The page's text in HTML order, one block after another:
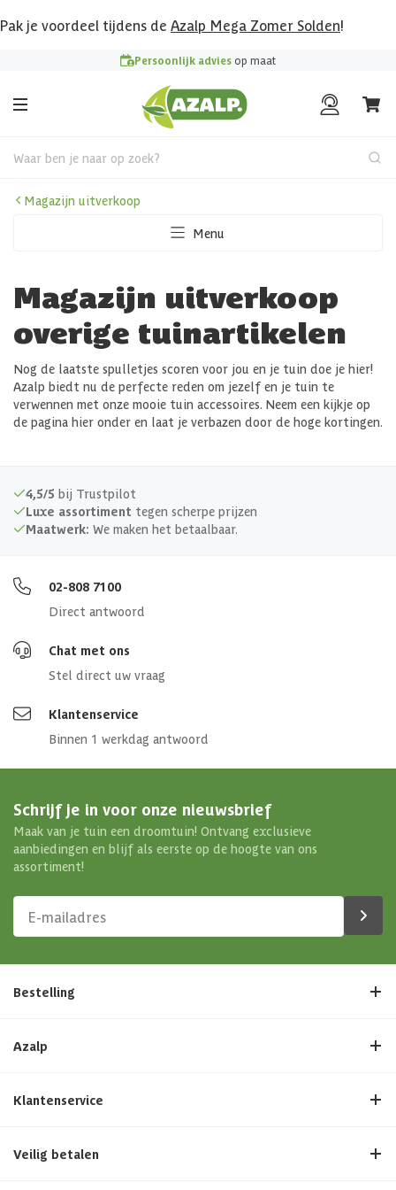
Pak je voordeel tijdens de Azalp Mega Zomer Solden!
Persoonlijk adviesop maat
Waar ben je naar op zoek?
Magazijn uitverkoop
Menu
Magazijn uitverkoop
overige tuinartikelen
Nog de laatste spulletjes scoren voor jou en je tuin doe je hier!
Azalp biedt nu de perfecte reden om jezelf en je tuin te
verwennen met onze mooie tuin accessoires. Neem een kijkje op
de pagina hier onder en laat je verbazen door de hoge kortingen.
4,5/5 bij Trustpilot
Luxe assortiment tegen scherpe prijzen
Maatwerk: We maken het betaalbaar.
02-808 7100
Direct antwoord
Chat met ons
Stel direct uw vraag
Klantenservice
Binnen 1 werkdag antwoord
Schrijf je in voor onze nieuwsbrief
Maak van je tuin een droomtuin! Ontvang exclusieve
aanbiedingen en blijf als eerste op de hoogte van ons
assortiment!
Bestelling
Azalp
Klantenservice
Veilig betalen